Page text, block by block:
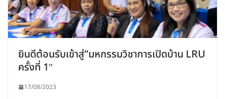
ยินดีต้อนรับเข้าสู่”มหกรรมวิชาการเปิดบ้าน LRU
ครั้งที่ 1″
17/08/2023